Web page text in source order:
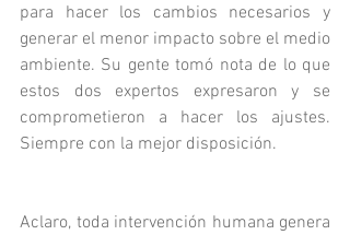
para hacer los cambios necesarios y
generar el menor impacto sobre el medio
ambiente. Su gente tomó nota de lo que
estos dos expertos expresaron y se
comprometieron a hacer los ajustes.
Siempre con la mejor disposición.
Aclaro, toda intervención humana genera